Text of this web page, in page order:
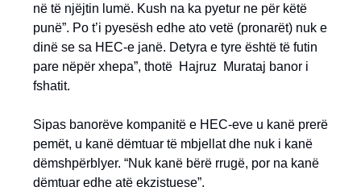
në të njëjtin lumë. Kush na ka pyetur ne për këtë
punë”. Po t’i pyesësh edhe ato vetë (pronarët) nuk e
dinë se sa HEC-e janë. Detyra e tyre është të futin
pare nëpër xhepa”, thotë Hajruz Murataj banor i
fshatit.
Sipas banorëve kompanitë e HEC-eve u kanë prerë
pemët, u kanë dëmtuar të mbjellat dhe nuk i kanë
dëmshpërblyer. “Nuk kanë bërë rrugë, por na kanë
dëmtuar edhe atë ekzistuese”.